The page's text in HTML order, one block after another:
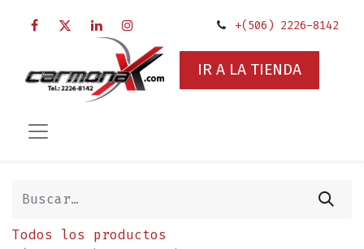
+(506) 2226-8142
IR A LA TIENDA
Todos los productos